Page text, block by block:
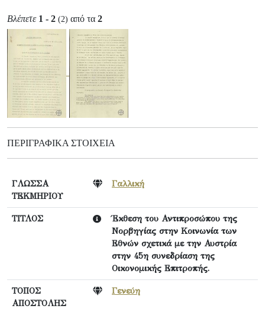
Βλέπετε 1 - 2 (2) από τα 2
ΠΕΡΙΓΡΑΦΙΚΆ ΣΤΟΙΧΕΊΑ
ΓΛΩΣΣΑ
ΤΕΚΜΗΡΙΟΥ
Γαλλική
ΤΙΤΛΟΣ
Έκθεση του Αντιπροσώπου της
Νορβηγίας στην Κοινωνία των
Εθνών σχετικά με την Αυστρία
στην 45η συνεδρίαση της
Οικονομικής Επιτροπής.
ΤΟΠΟΣ
ΑΠΟΣΤΟΛΗΣ
Γενεύη